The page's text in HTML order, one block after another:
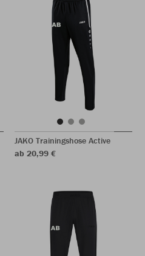
JAKO Trainingshose Active
ab 20,99 €